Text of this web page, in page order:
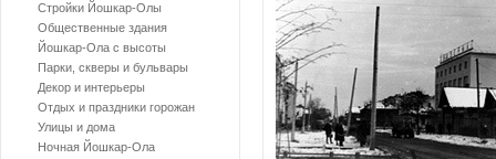
Стройки Йошкар-Олы
Общественные здания
Йошкар-Ола с высоты
Парки, скверы и бульвары
Декор и интерьеры
Отдых и праздники горожан
Улицы и дома
Ночная Йошкар-Ола